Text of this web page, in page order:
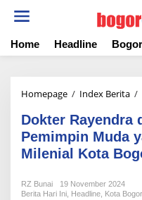
t
Home Headline
Homepage / Index Berita /
Dokter Rayendra
Pemimpin Muda
Milenial Kota
RZ Bunai
19 November 2024
Berita Hari Ini Headline Kota Bogor